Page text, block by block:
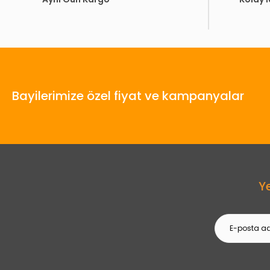
Bayilerimize özel fiyat ve kampanyalar